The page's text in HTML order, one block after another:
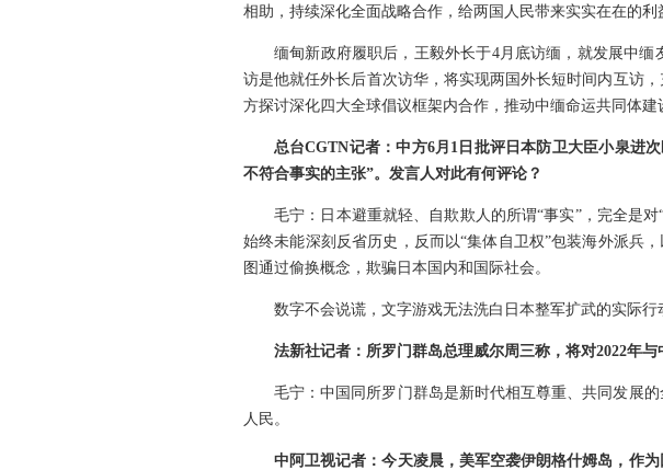
相助，持续深化全面战略合作，给两国人民带来实实在在的利
缅甸新政府履职后，王毅外长于4月底访缅，就发展中
访是他就任外长后首次访华，将实现两国外长短时间内互访
方探讨深化四大全球倡议框架内合作，推动中缅命运共同体建
总台CGTN记者：中方6月1日批评日本防卫大臣小泉进
不符合事实的主张”。发言人对此有何评论？
毛宁：日本避重就轻、自欺欺人的所谓“事实”，完全是
始终未能深刻反省历史，反而以“集体自卫权”包装海外派兵
图通过偷换概念，欺骗日本国内和国际社会。
数字不会说谎，文字游戏无法洗白日本整军扩武的实际行
法新社记者：所罗门群岛总理威尔周三称，将对2022年
毛宁：中国同所罗门群岛是新时代相互尊重、共同发展
人民。
中阿卫视记者：今天凌晨，美军空袭伊朗格什姆岛，作